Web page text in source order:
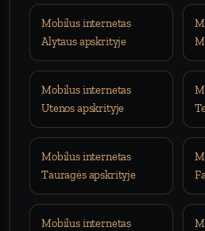
Mobilus internetas
Alytaus apskrityje
Mobilus internetas
Utenos apskrityje
Mobilus internetas
Tauragės apskrityje
Mobilus internetas